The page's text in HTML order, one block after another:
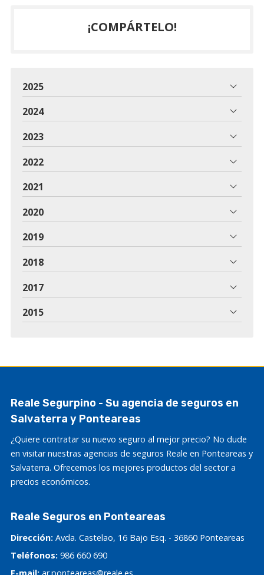
¡COMPÁRTELO!
2025
2024
2023
2022
2021
2020
2019
2018
2017
2015
Reale Segurpino - Su agencia de seguros en
Salvaterra y Ponteareas
¿Quiere contratar su nuevo seguro al mejor precio? No dude
en visitar nuestras agencias de seguros Reale en Ponteareas y
Salvaterra. Ofrecemos los mejores productos del sector a
precios económicos.
Reale Seguros en Ponteareas
Dirección: Avda. Castelao, 16 Bajo Esq. - 36860 Ponteareas
Teléfonos: 986 660 690